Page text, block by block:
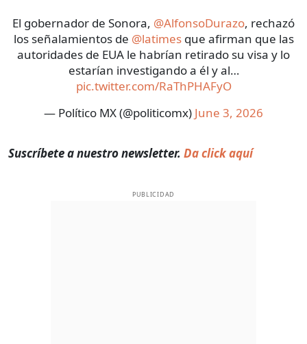
El gobernador de Sonora, @AlfonsoDurazo, rechazó
los señalamientos de @latimesque afirman que las
autoridades de EUA le habrían retirado su visa y lo
estarían investigando a él y al…
pic.twitter.com/RaThPHAFyO
— Político MX (@politicomx) June 3, 2026
Suscríbete a nuestro newsletter. Da click aquí
PUBLICIDAD